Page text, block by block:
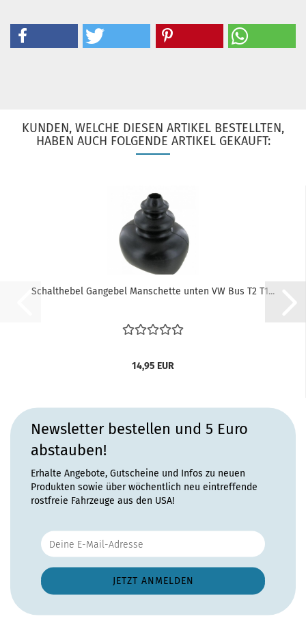
KUNDEN, WELCHE DIESEN ARTIKEL BESTELLTEN,
HABEN AUCH FOLGENDE ARTIKEL GEKAUFT:
Schalthebel Gangebel Manschette unten VW Bus T2 T1...
14,95 EUR
Newsletter bestellen und 5 Euro
abstauben!
Erhalte Angebote, Gutscheine und Infos zu neuen
Produkten sowie über wöchentlich neu eintreffende
rostfreie Fahrzeuge aus den USA!